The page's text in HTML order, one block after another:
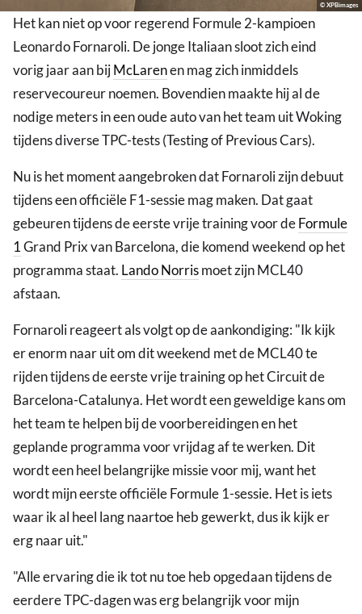
© XPBimages
Het kan niet op voor regerend Formule 2-kampioen
Leonardo Fornaroli. De jonge Italiaan sloot zich eind
vorig jaar aan bijMcLarenen mag zich inmiddels
reservecoureur noemen. Bovendien maakte hij al de
nodige meters in een oude auto van het team uit Woking
tijdens diverse TPC-tests (Testing of Previous Cars).
Nu is het moment aangebroken dat Fornaroli zijn debuut
tijdens een officiële F1-sessie mag maken. Dat gaat
gebeuren tijdens de eerste vrije training voor deFormule
1Grand Prix van Barcelona, die komend weekend op het
programma staat. Lando Norrismoet zijn MCL40
afstaan.
Fornaroli reageert als volgt op de aankondiging: "Ik kijk
er enorm naar uit om dit weekend met de MCL40 te
rijden tijdens de eerste vrije training op het Circuit de
Barcelona-Catalunya. Het wordt een geweldige kans om
het team te helpen bij de voorbereidingen en het
geplande programma voor vrijdag af te werken. Dit
wordt een heel belangrijke missie voor mij, want het
wordt mijn eerste officiële Formule 1-sessie. Het is iets
waar ik al heel lang naartoe heb gewerkt, dus ik kijk er
erg naar uit."
"Alle ervaring die ik tot nu toe heb opgedaan tijdens de
eerdere TPC-dagen was erg belangrijk voor mijn